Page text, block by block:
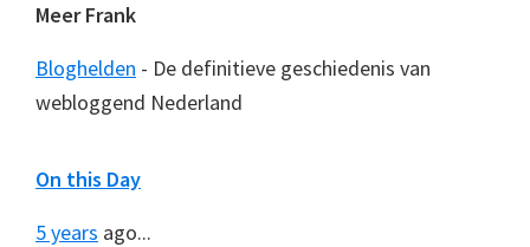
Meer Frank
Bloghelden - De definitieve geschiedenis van
webloggend Nederland
On this Day
5 years ago...